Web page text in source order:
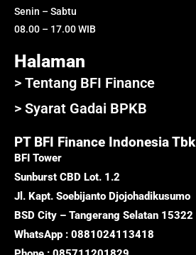
Senin – Sabtu
08.00 – 17.00 WIB
Halaman
> Tentang BFI Finance
> Syarat Gadai BPKB
PT BFI Finance Indonesia Tbk
BFI Tower
Sunburst CBD Lot. 1.2
Jl. Kapt. Soebijanto Djojohadikusumo
BSD City – Tangerang Selatan 15322
WhatsApp : 0881024113418